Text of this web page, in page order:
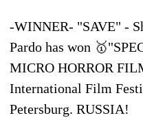
-WINNER- "SAVE" -
Pardo has won 🥇
MICRO HORROR
International Film
Petersburg. RUSSIA!